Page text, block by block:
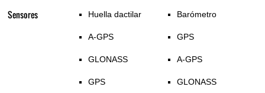
Sensores Huella dactilar
A-GPS
GLONASS
GPS
Barómetro
GPS
A-GPS
GLONASS